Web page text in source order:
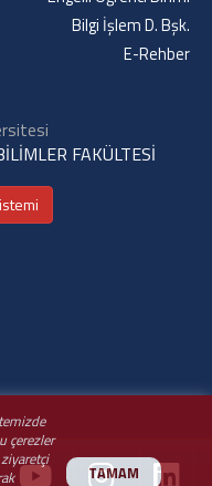
çerezler
TAMAM
Bilgi İşlem D. Bşk.
E-Rehber
FAKÜLTESİ